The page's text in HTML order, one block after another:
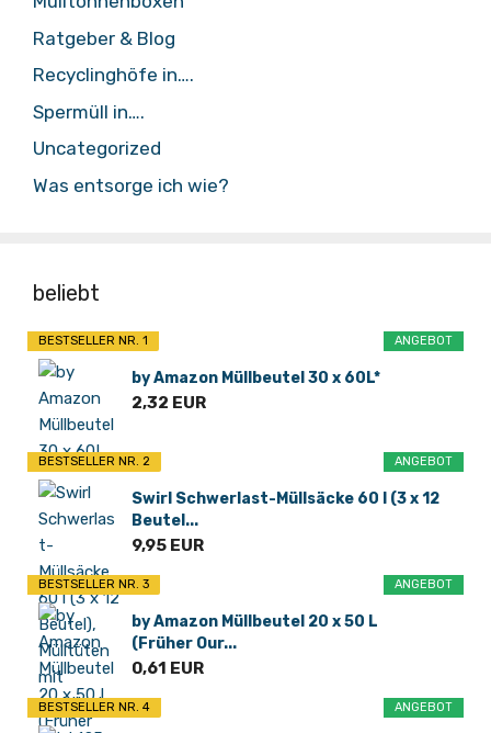
Ratgeber & Blog
Recyclinghöfe in….
Spermüll in….
Uncategorized
Was entsorge ich wie?
beliebt
ANGEBOT
BESTSELLER NR. 1
by Amazon Müllbeutel 30 x 60L*
2,32 EUR
ANGEBOT
BESTSELLER NR. 2
Swirl Schwerlast-Müllsäcke 60 l (3 x 12
Beutel...
9,95 EUR
ANGEBOT
BESTSELLER NR. 3
by Amazon Müllbeutel 20 x 50 L
(Früher Our...
0,61 EUR
ANGEBOT
BESTSELLER NR. 4